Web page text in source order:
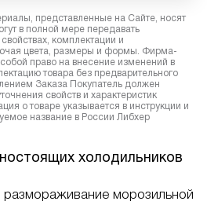
представленные на Сайте, носят
в полной мере передавать
комплектации и
цвета, размеры и формы. Фирма-
право на внесение изменений в
товара без предварительного
Заказа Покупатель должен
свойств и характеристик
о товаре указывается в инструкции и
название в России Либхер
холодильников
размораживание морозильной